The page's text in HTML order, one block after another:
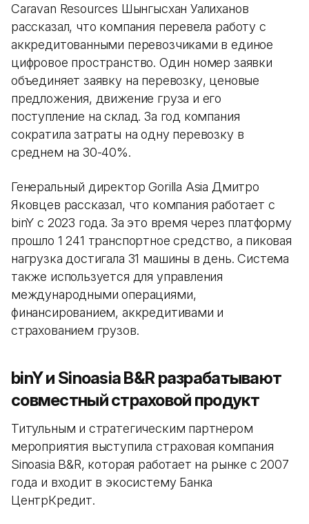
Caravan Resources Шынгысхан Уалиханов
рассказал, что компания перевела работу с
аккредитованными перевозчиками в единое
цифровое пространство. Один номер заявки
объединяет заявку на перевозку, ценовые
предложения, движение груза и его
поступление на склад. За год компания
сократила затраты на одну перевозку в
среднем на 30-40%.
Генеральный директор Gorilla Asia Дмитро
Яковцев рассказал, что компания работает с
binY с 2023 года. За это время через платформу
прошло 1 241 транспортное средство, а пиковая
нагрузка достигала 31 машины в день. Система
также используется для управления
международными операциями,
финансированием, аккредитивами и
страхованием грузов.
binY и Sinoasia B&R разрабатывают
совместный страховой продукт
Титульным и стратегическим партнером
мероприятия выступила страховая компания
Sinoasia B&R, которая работает на рынке с 2007
года и входит в экосистему Банка
ЦентрКредит.